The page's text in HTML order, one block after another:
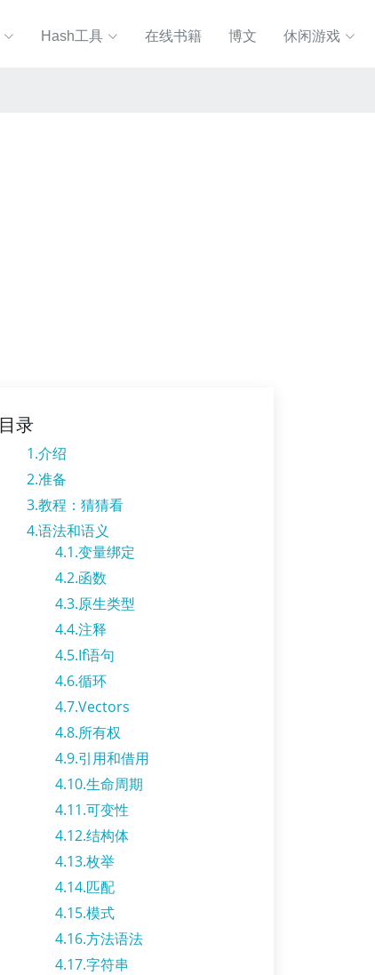
Hash工具 在线书籍 博文 休闲游戏
目录
1.介绍
2.准备
3.教程：猜猜看
4.语法和语义
4.1.变量绑定
4.2.函数
4.3.原生类型
4.4.注释
4.5.If语句
4.6.循环
4.7.Vectors
4.8.所有权
4.9.引用和借用
4.10.生命周期
4.11.可变性
4.12.结构体
4.13.枚举
4.14.匹配
4.15.模式
4.16.方法语法
4.17.字符串